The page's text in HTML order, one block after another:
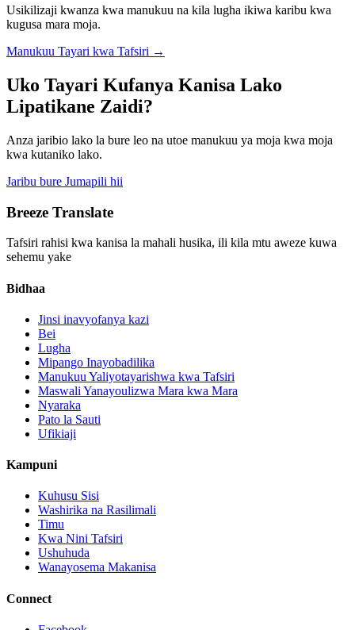
Usikilizaji kwanza kwa manukuu na kila lugha ikiwa karibu kwa
kugusa mara moja.
Manukuu Tayari kwa Tafsiri →
Uko Tayari Kufanya Kanisa Lako
Lipatikane Zaidi?
Anza jaribio lako la bure leo na utoe manukuu ya moja kwa moja
kwa kutaniko lako.
Jaribu bure Jumapili hii
Breeze Translate
Tafsiri rahisi kwa kanisa la mahali husika, ili kila mtu aweze kuwa
sehemu yake
Bidhaa
Jinsi inavyofanya kazi
Bei
Lugha
Mipango Inayobadilika
Manukuu Yaliyotayarishwa kwa Tafsiri
Maswali Yanayoulizwa Mara kwa Mara
Nyaraka
Pato la Sauti
Ufikiaji
Kampuni
Kuhusu Sisi
Washirika na Rasilimali
Timu
Kwa Nini Tafsiri
Ushuhuda
Wanayosema Makanisa
Connect